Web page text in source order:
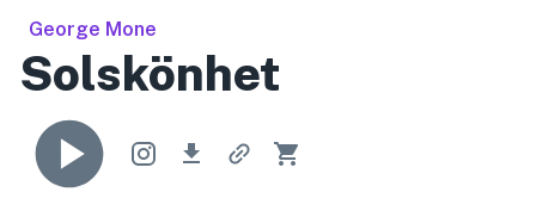
George Mone
Solskönhet